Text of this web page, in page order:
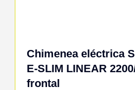
Chimenea eléctrica
E-SLIM LINEAR
frontal